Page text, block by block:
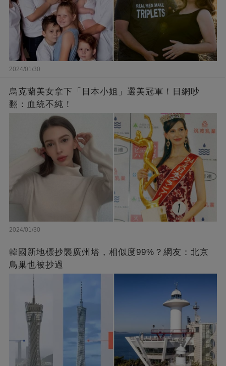
2024/01/30
烏克蘭美女拿下「日本小姐」選美冠軍！日網吵
翻：血統不純！
2024/01/30
韓國新地標抄襲廣州塔，相似度99%？網友：北京
鳥巢也被抄過